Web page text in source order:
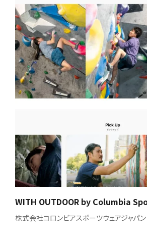
WITH OUTDOOR by Columbia
株式会社コロンビアスポーツウェアジャパン